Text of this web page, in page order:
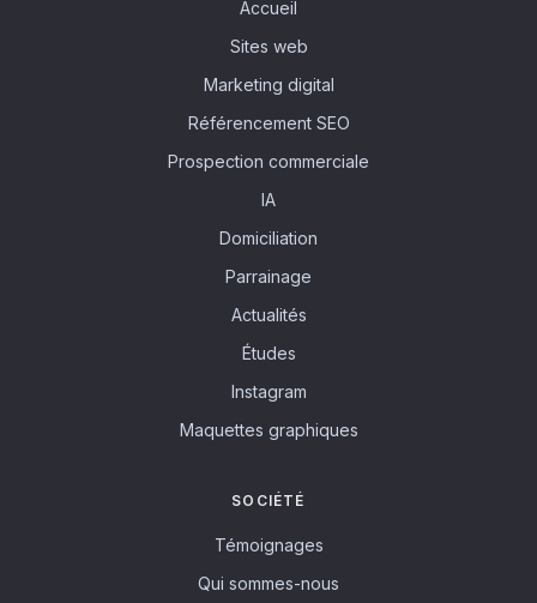
Accueil
Sites web
Marketing digital
Référencement SEO
Prospection commerciale
IA
Domiciliation
Parrainage
Actualités
Études
Instagram
Maquettes graphiques
SOCIÉTÉ
Témoignages
Qui sommes-nous